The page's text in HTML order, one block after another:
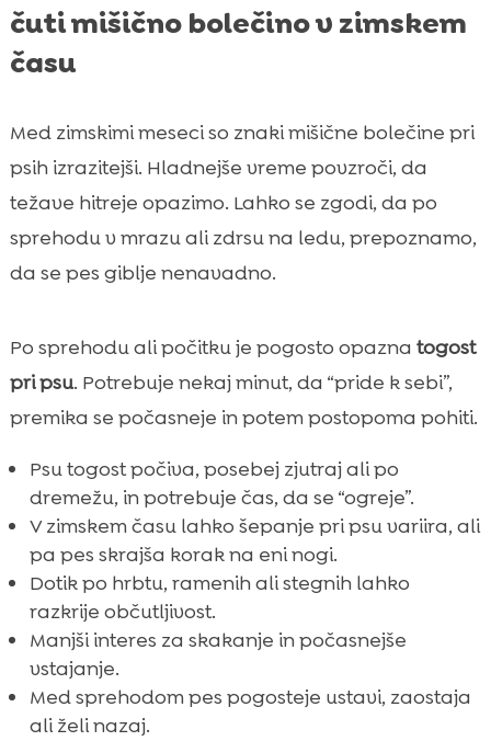
čuti mišično bolečino v zimskem
času
Med zimskimi meseci so znaki mišične bolečine pri
psih izrazitejši. Hladnejše vreme povzroči, da
težave hitreje opazimo. Lahko se zgodi, da po
sprehodu v mrazu ali zdrsu na ledu, prepoznamo,
da se pes giblje nenavadno.
Po sprehodu ali počitku je pogosto opazna togost
pri psu. Potrebuje nekaj minut, da “pride k sebi”,
premika se počasneje in potem postopoma pohiti.
Psu togost počiva, posebej zjutraj ali po
dremežu, in potrebuje čas, da se “ogreje”.
V zimskem času lahko šepanje pri psu variira, ali
pa pes skrajša korak na eni nogi.
Dotik po hrbtu, ramenih ali stegnih lahko
razkrije občutljivost.
Manjši interes za skakanje in počasnejše
vstajanje.
Med sprehodom pes pogosteje ustavi, zaostaja
ali želi nazaj.